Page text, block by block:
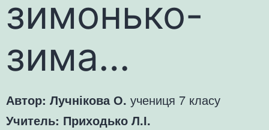
зимонько-
зима…
Автор: Лучнікова О. учениця 7 класу
Учитель: Приходько Л.І.